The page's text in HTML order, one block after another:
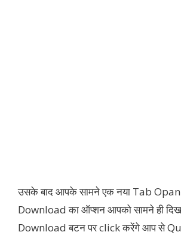
उसके बाद आपके सामने एक नया Tab Opan
Download का ऑप्शन आपको सामने ही
Download बटन पर click करेंगे आप से